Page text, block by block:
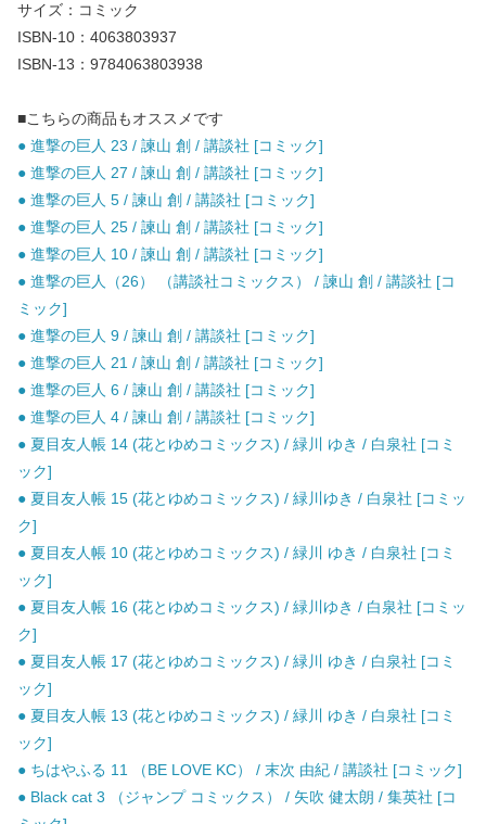
サイズ：コミック
ISBN-10：4063803937
ISBN-13：9784063803938
■こちらの商品もオススメです
● 進撃の巨人 23 / 諫山 創 / 講談社 [コミック]
● 進撃の巨人 27 / 諫山 創 / 講談社 [コミック]
● 進撃の巨人 5 / 諫山 創 / 講談社 [コミック]
● 進撃の巨人 25 / 諫山 創 / 講談社 [コミック]
● 進撃の巨人 10 / 諫山 創 / 講談社 [コミック]
● 進撃の巨人（26） （講談社コミックス） / 諫山 創 / 講談社 [コ
ミック]
● 進撃の巨人 9 / 諫山 創 / 講談社 [コミック]
● 進撃の巨人 21 / 諫山 創 / 講談社 [コミック]
● 進撃の巨人 6 / 諫山 創 / 講談社 [コミック]
● 進撃の巨人 4 / 諫山 創 / 講談社 [コミック]
● 夏目友人帳 14 (花とゆめコミックス) / 緑川 ゆき / 白泉社 [コミ
ック]
● 夏目友人帳 15 (花とゆめコミックス) / 緑川ゆき / 白泉社 [コミッ
ク]
● 夏目友人帳 10 (花とゆめコミックス) / 緑川 ゆき / 白泉社 [コミ
ック]
● 夏目友人帳 16 (花とゆめコミックス) / 緑川ゆき / 白泉社 [コミッ
ク]
● 夏目友人帳 17 (花とゆめコミックス) / 緑川 ゆき / 白泉社 [コミ
ック]
● 夏目友人帳 13 (花とゆめコミックス) / 緑川 ゆき / 白泉社 [コミ
ック]
● ちはやふる 11 （BE LOVE KC） / 末次 由紀 / 講談社 [コミック]
● Black cat 3 （ジャンプ コミックス） / 矢吹 健太朗 / 集英社 [コ